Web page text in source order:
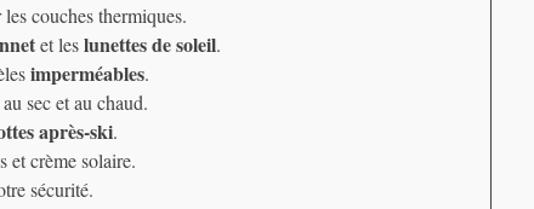
couches thermiques.
et leslunettes de soleil.
imperméables.
sec et au chaud.
après-ski.
et crème solaire.
sécurité.